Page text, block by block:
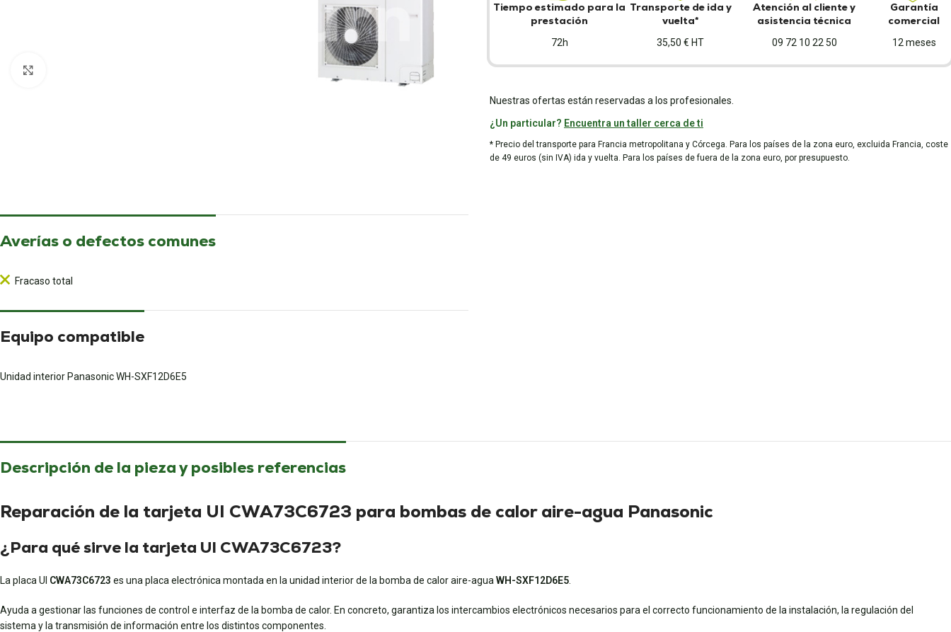
Tiempo estimado para la
prestación
72h
Transporte de ida y
vuelta*
35,50 € HT
Atención al cliente y
asistencia técnica
09 72 10 22 50
Garantía
comercial
12 meses
Nuestras ofertas están reservadas a los profesionales.
¿Un particular? Encuentra un taller cerca de ti
* Precio del transporte para Francia metropolitana y Córcega. Para los países de la zona euro, excluida Francia, coste
de 49 euros (sin IVA) ida y vuelta. Para los países de fuera de la zona euro, por presupuesto.
Averías o defectos comunes
Fracaso total
Equipo compatible
Unidad interior Panasonic WH-SXF12D6E5
Descripción de la pieza y posibles referencias
Reparación de la tarjeta UI CWA73C6723 para bombas de calor aire-agua Panasonic
¿Para qué sirve la tarjeta UI CWA73C6723?
La placa UI CWA73C6723 es una placa electrónica montada en la unidad interior de la bomba de calor aire-agua WH-SXF12D6E5
Ayuda a gestionar las funciones de control e interfaz de la bomba de calor. En concreto, garantiza los intercambios electrónicos necesarios para el correcto funcionamiento de la instalación, la regulación del
sistema y la transmisión de información entre los distintos componentes.